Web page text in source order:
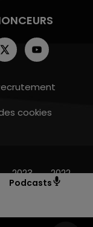
Podcasts
cookies
2023 2022